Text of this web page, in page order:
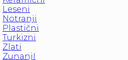
Leseni
Notranji
Plastični
Turkizni
Zlati
ZunanjI